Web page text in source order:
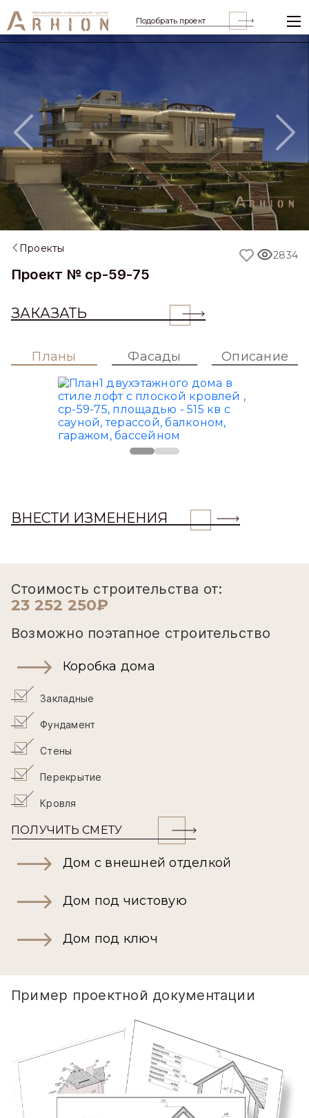
Подобрать проект
Previous
Проекты
Проект № cp-59-75
ЗАКАЗАТЬ
2834
Планы Фасады Описание
ВНЕСТИ ИЗМЕНЕНИЯ
Стоимость строительства от:
23 252 250₽
Возможно поэтапное строительство
Коробка дома
Закладные
Фундамент
Стены
Перекрытие
Кровля
ПОЛУЧИТЬ СМЕТУ
Дом с внешней отделкой
Дом под чистовую
Дом под ключ
Пример проектной документации